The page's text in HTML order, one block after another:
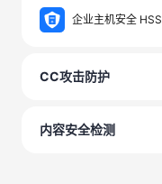
企业主机安全 HSS
CC攻击防护
内容安全检测